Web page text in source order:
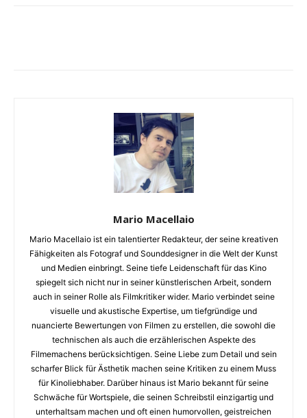
Mario Macellaio
Mario Macellaio ist ein talentierter Redakteur, der seine kreativen
Fähigkeiten als Fotograf und Sounddesigner in die Welt der Kunst
und Medien einbringt. Seine tiefe Leidenschaft für das Kino
spiegelt sich nicht nur in seiner künstlerischen Arbeit, sondern
auch in seiner Rolle als Filmkritiker wider. Mario verbindet seine
visuelle und akustische Expertise, um tiefgründige und
nuancierte Bewertungen von Filmen zu erstellen, die sowohl die
technischen als auch die erzählerischen Aspekte des
Filmemachens berücksichtigen. Seine Liebe zum Detail und sein
scharfer Blick für Ästhetik machen seine Kritiken zu einem Muss
für Kinoliebhaber. Darüber hinaus ist Mario bekannt für seine
Schwäche für Wortspiele, die seinen Schreibstil einzigartig und
unterhaltsam machen und oft einen humorvollen, geistreichen